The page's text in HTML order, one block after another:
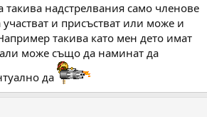
надстрелвания само членове
и присъстват или може и
такива като мен дето имат
може също да наминат да
да